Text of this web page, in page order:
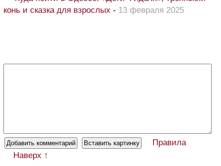
конь и сказка для взрослых - 13 февраля 2025
Правила
Наверх ↑